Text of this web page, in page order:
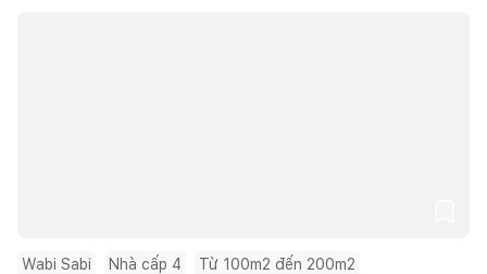
Wabi Sabi Nhà cấp 4 Từ 100m2 đến 200m2